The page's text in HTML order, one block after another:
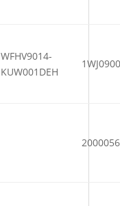
WFHV9014-
KUW001DEH